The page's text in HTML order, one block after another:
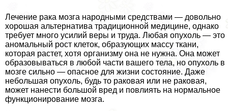
Лечение paка мозга народными средствами — довольно
хорошая альтернатива традиционной медицине, однако
требует много усилий веры и труда. Любая опухоль — это
аномальный рост клеток, образующих массу ткани,
которая растет, хотя организму она не нужна. Она может
образовываться в любой части вашего тела, но опухоль в
мозге сильно — опасное для жизни состояние. Даже
небольшая опухоль, будь то paковая или не paковая,
может нанести большой вред и повлиять на нормальное
функционирование мозга.